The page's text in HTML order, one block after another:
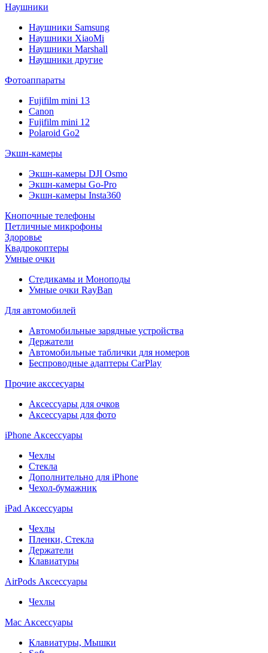
Наушники
Наушники Samsung
Наушники XiaoMi
Наушники Marshall
Наушники другие
Фотоаппараты
Fujifilm mini 13
Canon
Fujifilm mini 12
Polaroid Go2
Экшн-камеры
Экшн-камеры DJI Osmo
Экшн-камеры Go-Pro
Экшн-камеры Insta360
Кнопочные телефоны
Петличные микрофоны
Здоровье
Квадрокоптеры
Умные очки
Стедикамы и Моноподы
Умные очки RayBan
Для автомобилей
Автомобильные зарядные устройства
Держатели
Автомобильные таблички для номеров
Беспроводные адаптеры CarPlay
Прочие акссесуары
Аксессуары для очков
Аксессуары для фото
iPhone Аксессуары
Чехлы
Стекла
Дополнительно для iPhone
Чехол-бумажник
iPad Аксессуары
Чехлы
Пленки, Стекла
Держатели
Клавиатуры
AirPods Аксессуары
Чехлы
Mac Аксессуары
Клавиатуры, Мышки